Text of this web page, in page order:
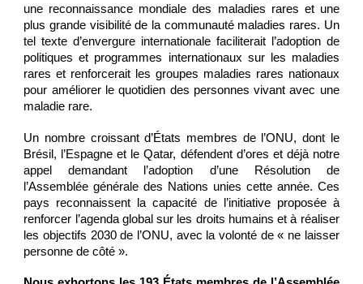
une reconnaissance mondiale des maladies rares et une
plus grande visibilité de la communauté maladies rares. Un
tel texte d’envergure internationale faciliterait l’adoption de
politiques et programmes internationaux sur les maladies
rares et renforcerait les groupes maladies rares nationaux
pour améliorer le quotidien des personnes vivant avec une
maladie rare.
Un nombre croissant d’États membres de l’ONU, dont le
Brésil, l’Espagne et le Qatar, défendent d’ores et déjà notre
appel demandant l’adoption d’une Résolution de
l’Assemblée générale des Nations unies cette année. Ces
pays reconnaissent la capacité de l’initiative proposée à
renforcer l’agenda global sur les droits humains et à réaliser
les objectifs 2030 de l’ONU, avec la volonté de « ne laisser
personne de côté ».